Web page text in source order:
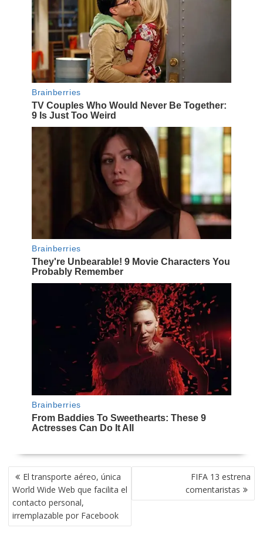
NAVEGACIÓN
DE
ENTRADAS
El transporte aéreo, única
World Wide Web que facilita el
contacto personal,
irremplazable por Facebook
FIFA 13 estrena
comentaristas